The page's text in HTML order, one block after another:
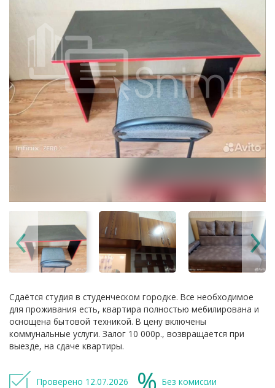
Сдаётся студия в студенческом городке. Все необходимое
для проживания есть, квартира полностью мебилирована и
оснощена бытовой техникой. В цену включены
коммунальные услуги. Залог 10 000р., возвращается при
выезде, на сдаче квартиры.
Проверено 12.07.2026 Без комиссии